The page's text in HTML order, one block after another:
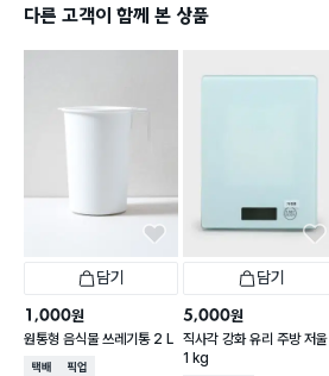
다른 고객이 함께 본 상품
담기
1,000원
원통형 음식물 쓰레기통 2 L
택배배송매장픽업
담기
5,000원
직사각 강화 유리 주방 저울
1 kg